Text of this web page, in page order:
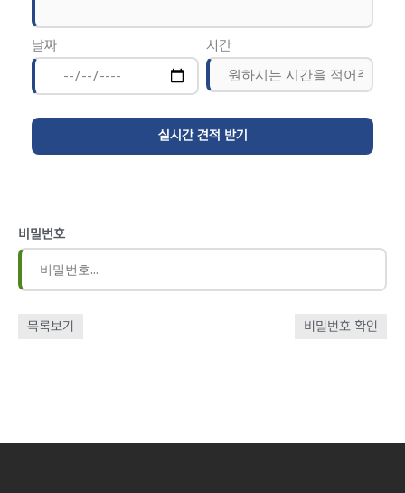
날짜 시간
비밀번호
목록보기 비밀번호 확인